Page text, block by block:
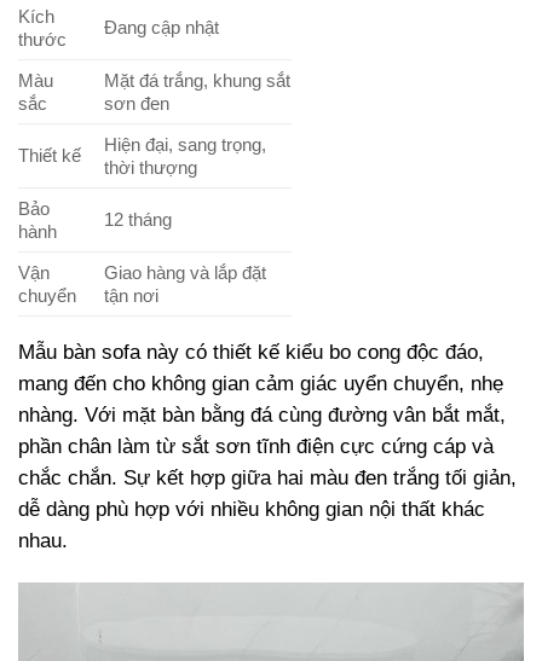
Kích
thước
Đang cập nhật
Màu
sắc
Mặt đá trắng, khung sắt
sơn đen
Thiết kế
Hiện đại, sang trọng,
thời thượng
Bảo
hành
12 tháng
Vận
chuyển
Giao hàng và lắp đặt
tận nơi
Mẫu bàn sofa này có thiết kế kiểu bo cong độc đáo,
mang đến cho không gian cảm giác uyển chuyển, nhẹ
nhàng. Với mặt bàn bằng đá cùng đường vân bắt mắt,
phần chân làm từ sắt sơn tĩnh điện cực cứng cáp và
chắc chắn. Sự kết hợp giữa hai màu đen trắng tối giản,
dễ dàng phù hợp với nhiều không gian nội thất khác
nhau.